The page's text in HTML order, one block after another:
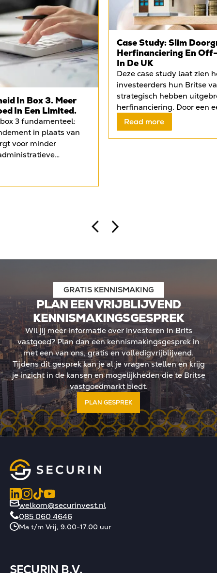
In Box 3. Meer
In Een Limited.
3 fundamenteel:
in plaats van
voor minder
met strengere
geen jaarlijkse
maar belasting
kern: meer regie, meer
positionering in
Case Study: Slim
Herfinanciering En
In De UK
Deze case study laat zien
investeerders hun Britse
strategisch hebben
herfinanciering. Door een
Liverpool onder te
mortgage, konden zij
het object te verkopen en
begeleid, buitenlandse
Read more
GRATIS KENNISMAKING
PLAN EEN VRIJBLIJVEND
KENNISMAKINGSGESPREK
Wil jij meer informatie over investeren in Brits
vastgoed? Plan dan een kennismakingsgesprek in
met een van ons, gratis en volledigvrijblijvend.
Tijdens dit gesprek kan je al je vragen stellen en krijg
je inzicht in de kansen en mogelijkheden die te Britse
vastgoedmarkt biedt.
PLAN GESPREK
welkom@securinvest.nl
085 060 4646
Ma t/m Vrij, 9.00-17.00 uur
SECURIN B.V.